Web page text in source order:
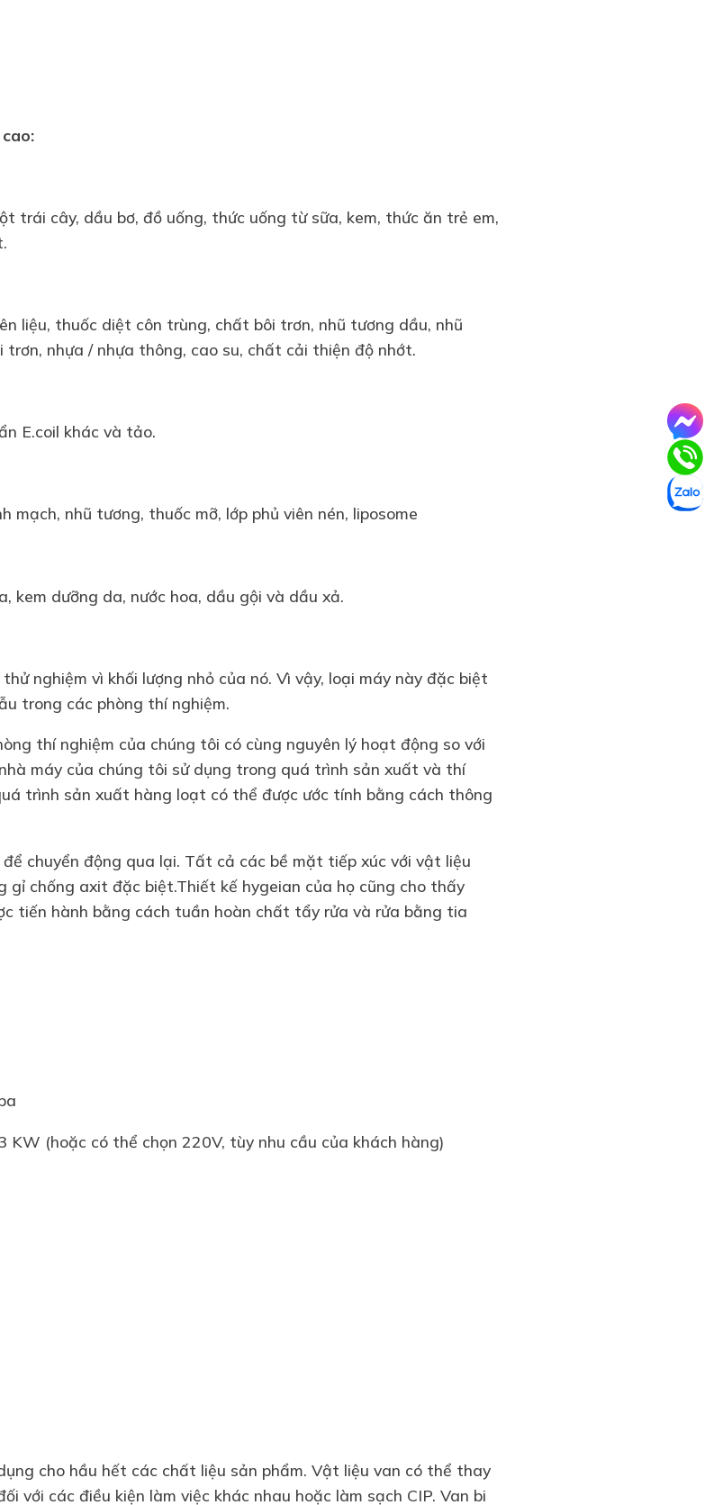
:
trái cây, dầu bơ, đồ uống, thức uống từ sữa, kem, thức ăn trẻ em,
liệu, thuốc diệt côn trùng, chất bôi trơn, nhũ tương dầu, nhũ
nhựa / nhựa thông, cao su, chất cải thiện độ nhớt.
E.coil khác và tảo.
mạch, nhũ tương, thuốc mỡ, lớp phủ viên nén, liposome
kem dưỡng da, nước hoa, dầu gội và dầu xả.
nghiệm vì khối lượng nhỏ của nó. Vì vậy, loại máy này đặc biệt
trong các phòng thí nghiệm.
thí nghiệm của chúng tôi có cùng nguyên lý hoạt động so với
máy của chúng tôi sử dụng trong quá trình sản xuất và thí
trình sản xuất hàng loạt có thể được ước tính bằng cách thông
chuyển động qua lại. Tất cả các bề mặt tiếp xúc với vật liệu
gỉ chống axit đặc biệt.Thiết kế hygeian của họ cũng cho thấy
tiến hành bằng cách tuần hoàn chất tẩy rửa và rửa bằng tia
(hoặc có thể chọn 220V, tùy nhu cầu của khách hàng)
cho hầu hết các chất liệu sản phẩm. Vật liệu van có thể thay
với các điều kiện làm việc khác nhau hoặc làm sạch CIP. Van bi